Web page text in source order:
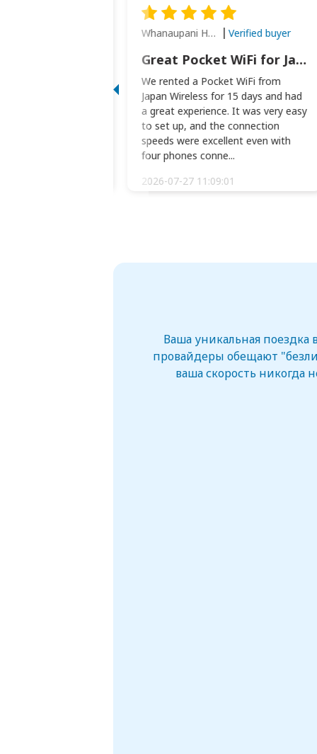
Whanaupani Henry Joseph Macown Verified buyer
Great Pocket WiFi for Japan Travel
We rented a Pocket WiFi from
Japan Wireless for 15 days and had
a great experience. It was very easy
to set up, and the connection
speeds were excellent even with
four phones conne...
2026-07-27 11:09:01
Ваша уникальная поездка
провайдеры обещают
ваша скорость никогда